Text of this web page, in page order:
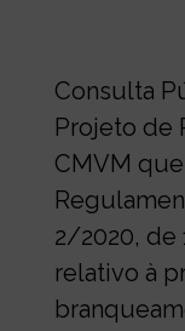
Consulta
Projeto de
CMVM
2/2020, de
relativo à